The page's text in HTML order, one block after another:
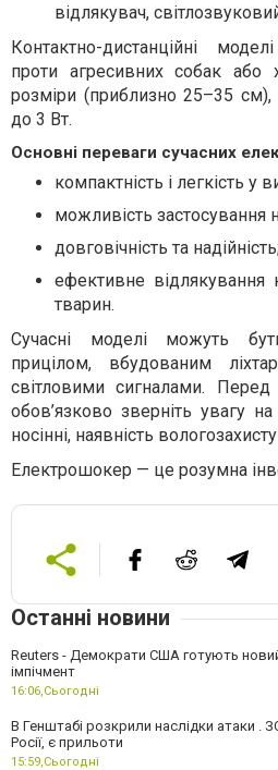
відлякувач,
Контактно-дистанційні
проти агресивних собак або
розміри (приблизно 25–35 см),
до 3 Вт.
Основні переваги сучасних
компактність і легкість у
можливість застосування
довговічність та
ефективне
тварин.
Сучасні моделі можуть
прицілом, вбудованим
світловими сигналами.
обов’язково зверніть увагу
носінні, наявність
Електрошокер — це розумна
Останні новини
Reuters - Демократи США готують
імпічмент
16:06,Сьогодні
В Генштабі розкрили наслідки атаки .
Росії, є прильоти
15:59,Сьогодні